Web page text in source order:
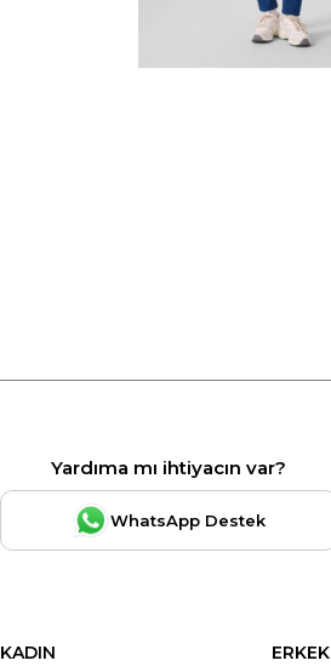
Yardıma mı ihtiyacın var?
WhatsApp Destek
KADIN
ERKEK